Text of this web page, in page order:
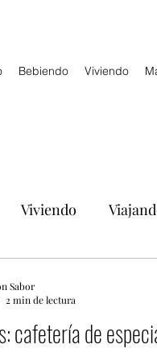
Bebiendo Viviendo
Viviendo
cafetería de
Sabor
2 min de lectura